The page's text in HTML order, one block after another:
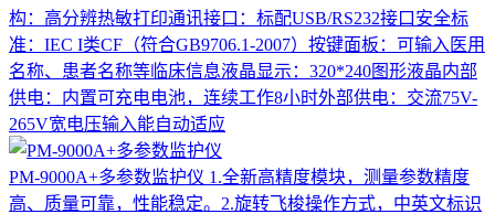
构：高分辨热敏打印通讯接口：标配USB/RS232接口安全标
准：IEC I类CF（符合GB9706.1-2007）按键面板：可输入医用
名称、患者名称等临床信息液晶显示：320*240图形液晶内部
供电：内置可充电电池，连续工作8小时外部供电：交流75V-
265V宽电压输入能自动适应
PM-9000A+多参数监护仪 1.全新高精度模块，测量参数精度
高、质量可靠，性能稳定。2.旋转飞梭操作方式，中英文标识